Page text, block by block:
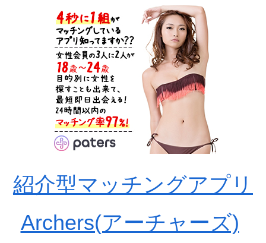
紹介型マッチングアプリ
Archers(アーチャーズ)